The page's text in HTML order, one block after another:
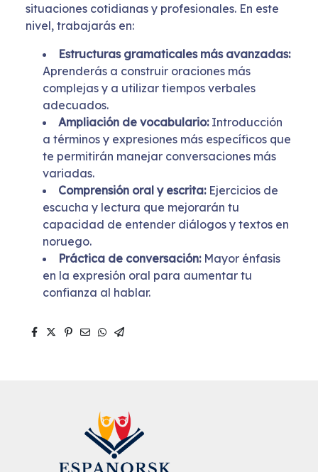
situaciones cotidianas y profesionales. En este
nivel, trabajarás en:
Estructuras gramaticales más avanzadas:
Aprenderás a construir oraciones más
complejas y a utilizar tiempos verbales
adecuados.
Ampliación de vocabulario: Introducción
a términos y expresiones más específicos que
te permitirán manejar conversaciones más
variadas.
Comprensión oral y escrita:Ejercicios de
escucha y lectura que mejorarán tu
capacidad de entender diálogos y textos en
noruego.
Práctica de conversación: Mayor énfasis
en la expresión oral para aumentar tu
confianza al hablar.